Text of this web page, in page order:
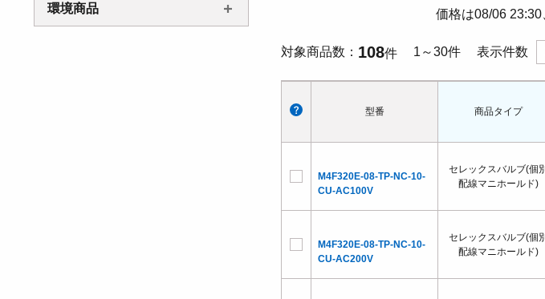
環境商品 価格は08/06
対象商品数 108件 1～30件 表示件数
型番
M4F320E-08-TP-NC-10-
CU-AC100V
M4F320E-08-TP-NC-10-
CU-AC200V
商品タイプ
セレックスバルブ(個別
配線マニホールド)
セレックスバルブ(個別
配線マニホールド)